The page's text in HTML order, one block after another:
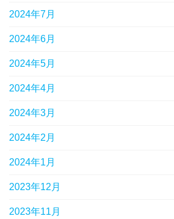
2024年7月
2024年6月
2024年5月
2024年4月
2024年3月
2024年2月
2024年1月
2023年12月
2023年11月